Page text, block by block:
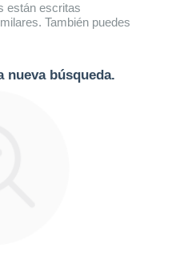
están escritas
También puedes
nueva búsqueda.